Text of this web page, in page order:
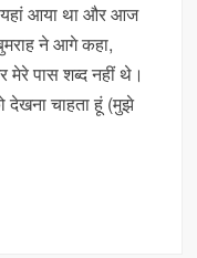
यहां आया था और आज
ने आगे कहा,
पास शब्द नहीं थे।
देखना चाहता हूं (मुझे